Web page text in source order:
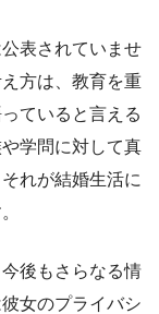
表されていませ
方は、教育を重
ていると言える
学問に対して真
れが結婚生活に
後もさらなる情
女のプライバシ